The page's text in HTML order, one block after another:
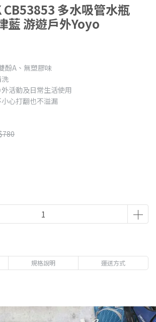
CB53853 多水吸管水瓶
藍 游遊戶外Yoyo
酚A、無塑膠味
活動及日常生活使用
心打翻也不溢漏
規格說明 運送方式